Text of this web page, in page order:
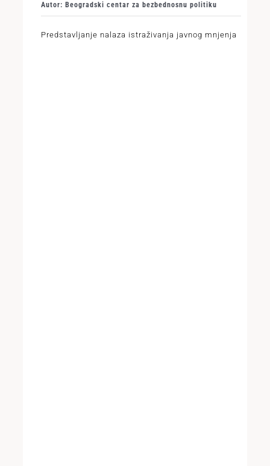
Autor: Beogradski centar za bezbednosnu politiku
Predstavljanje nalaza istraživanja javnog mnjenja